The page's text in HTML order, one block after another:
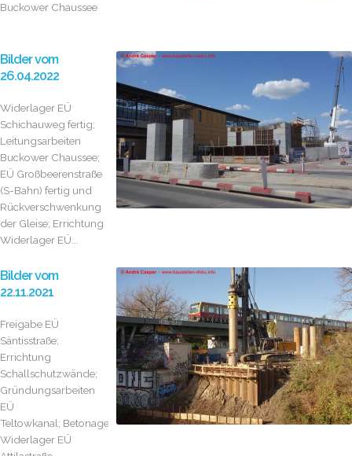
Buckower Chaussee
Bilder vom
26.04.2022
Widerlager EÜ
Schichauweg fertig;
Leitungsarbeiten
Buckower Chaussee;
EÜ Großbeerenstraße
(S-Bahn) fertig und
Rückverschwenkung
der Gleise; Errichtung
Widerlager EÜ...
Bilder vom
22.11.2021
Freigabe EÜ
Säntisstraße;
Errichtung
Schallschutzwände;
Gründungsarbeiten
EÜ
Teltowkanal; Betonage
Widerlager EÜ